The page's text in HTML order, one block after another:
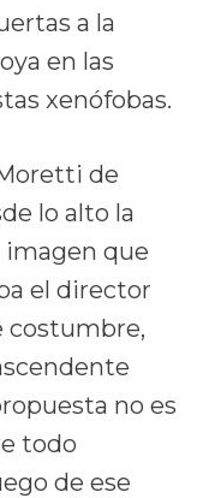
a la
en las
xenófobas.
de
lo alto la
imagen que
el director
costumbre,
no es
todo
de ese